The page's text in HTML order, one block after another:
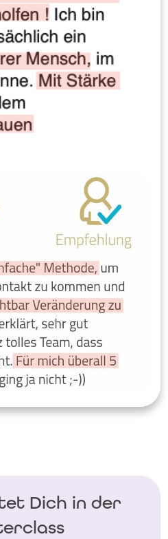
Dich in der